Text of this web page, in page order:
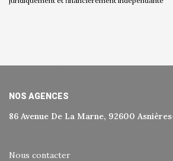
NOS AGENCES
86 Avenue De La Marne, 92600
Nous contacter